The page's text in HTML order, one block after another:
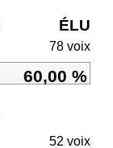
ÉLU
78 voix
60,00 %
52 voix